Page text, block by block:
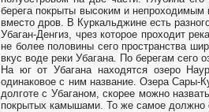
берега покрыты высоким и
вместо дров. В Куркальджине есть
Убаган-Денгиз, чрез которое проходит
не более половины сего пространства
вкус воде реки Убагана. По берегам сего
На юг от Убагана находятся озеро
одинаковое с ним название. Озера Сары-
долготе с Убаганом, скорее можно
покрытых камышами. То же самое должно